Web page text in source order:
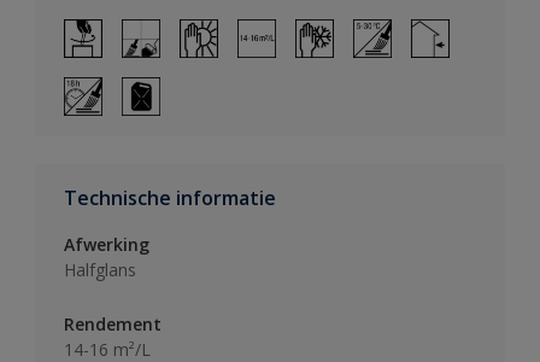
Technische informatie
Afwerking
Halfglans
Rendement
14-16 m²/L